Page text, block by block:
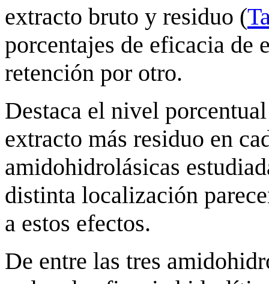
extracto bruto y residuo (
porcentajes de eficacia de
retención por otro.
Destaca el nivel
extracto más residuo en
amidohidrolásicas
distinta localización
a estos efectos.
De entre las tres